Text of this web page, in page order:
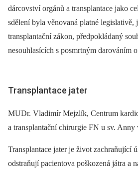
dárcovství orgánů a transplantace jako
sdělení byla věnovaná platné legislativě,
transplantační zákon, předpokládaný
nesouhlasících s posmrtným darováním
Transplantace jater
MUDr. Vladimír Mejzlík, Centrum
a transplantační chirurgie FN u sv. Anny
Transplantace jater je život zachraňující
odstraňují pacientova poškozená játra a